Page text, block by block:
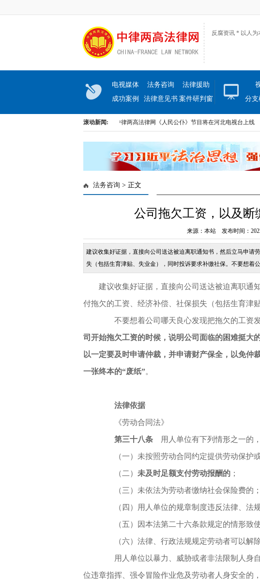
反腐资讯 * 以人
电视媒体 法务咨询
法律援助
成功案例
法律意见书 案件研判窗
口
分支
滚动新闻:
《民生与法》大型访谈节目即将上线 中律两高法律网《人民公仆》节目将在河北电视台上线 中
法务咨询 > 正文
公司拖欠工资，以及断
来源：本站 发布时间：
建议收集好证据，直接向公司送达被迫离职通知书，然后立马申请
失（包括生育津贴、失业金），同时投诉要求补缴社保。不要想着
建议收集好证据，直接向公司送达被迫离职通
付拖欠的工资、经济补偿、社保损失（包括生育津
不要想着公司哪天良心发现把拖欠的工资发
司开始拖欠工资的时候，说明公司面临的困难挺大
以一定要及时申请仲裁，并申请财产保全，以免仲
一张终本的“废纸”。
法律依据
《劳动合同法》
第三十八条 用人单位有下列情形之一的
（一）未按照劳动合同约定提供劳动保护或
（二） 未及时足额支付劳动报酬的 ；
（三）未依法为劳动者缴纳社会保险费的；
（四）用人单位的规章制度违反法律、法规
（五）因本法第二十六条款规定的情形致使
（六）法律、行政法规规定劳动者可以解除
用人单位以暴力、威胁或者非法限制人身
位违章指挥、强令冒险作业危及劳动者人身安全的